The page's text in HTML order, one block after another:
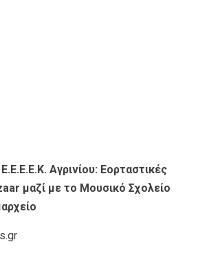
Ε.Ε.Ε.Ε.Κ. Αγρινίου: Εορταστικές
μαζί με το Μουσικό Σχολείο